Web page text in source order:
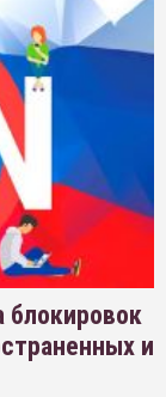
блокировок
и